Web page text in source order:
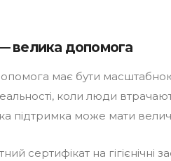
велика допомога
має бути
коли люди
підтримка може мати
сертифікат на гігієнічні